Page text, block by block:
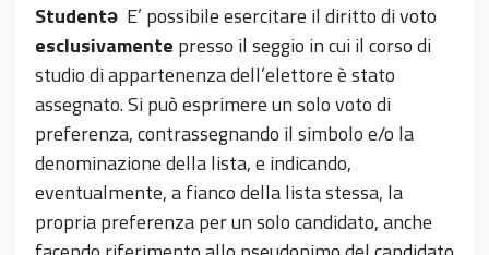
Studentə E’ possibile esercitare il diritto di voto
esclusivamente presso il seggio in cui il corso di
studio di appartenenza dell’elettore è stato
assegnato. Si può esprimere un solo voto di
preferenza, contrassegnando il simbolo e/o la
denominazione della lista, e indicando,
eventualmente, a fianco della lista stessa, la
propria preferenza per un solo candidato, anche